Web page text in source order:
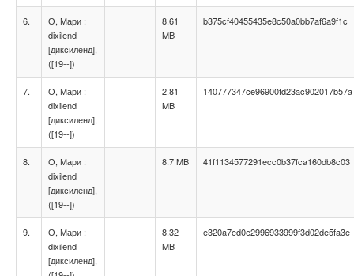
6.
О, Мари :
dixilend
[диксиленд],
([19--])
8.61
MB
b375cf40455435e8c50a0bb7af6a9f1c
7.
О, Мари :
dixilend
[диксиленд],
([19--])
2.81
MB
140777347ce96900fd23ac902017b57a
8.
О, Мари :
dixilend
[диксиленд],
([19--])
8.7 MB 41f1134577291ecc0b37fca160db8c03
9.
О, Мари :
dixilend
[диксиленд],
8.32
MB
e320a7ed0e2996933999f3d02de5fa3e